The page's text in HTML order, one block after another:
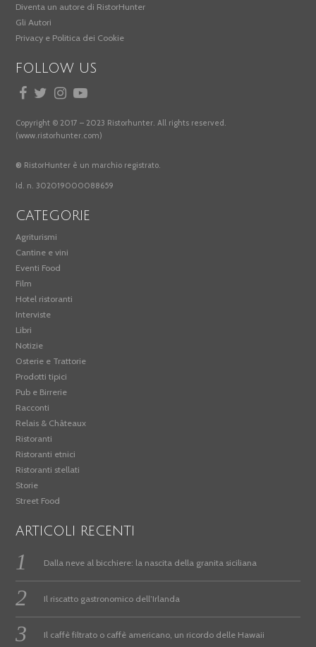
Diventa un autore di RistorHunter
Gli Autori
Privacy e Politica dei Cookie
FOLLOW US
Copyright © 2017 – 2023 Ristorhunter. All rights reserved.
(www.ristorhunter.com)
® RistorHunter è un marchio registrato.
Id. n. 302019000088659
CATEGORIE
Agriturismi
Cantine e vini
Eventi Food
Film
Hotel ristoranti
Interviste
Libri
Notizie
Osterie e Trattorie
Prodotti tipici
Pub e Birrerie
Racconti
Relais & Châteaux
Ristoranti
Ristoranti etnici
Ristoranti stellati
Storie
Street Food
ARTICOLI RECENTI
Dalla neve al bicchiere: la nascita della granita siciliana
Il riscatto gastronomico dell’Irlanda
Il caffè filtrato o caffè americano, un ricordo delle Hawaii